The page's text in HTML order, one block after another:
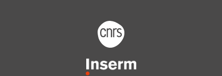
Footer logo tutelles